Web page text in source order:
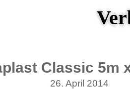
Classic 5m
26. April 2014